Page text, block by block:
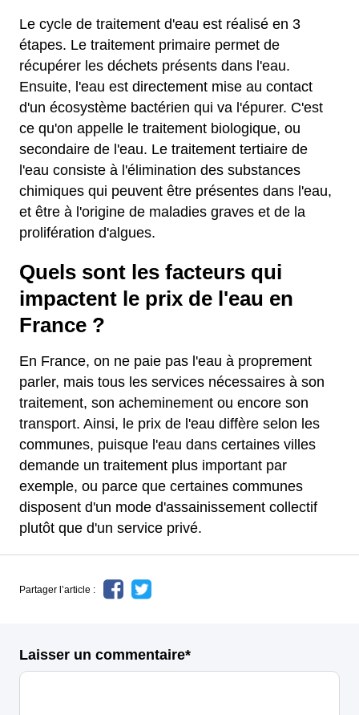
Le cycle de traitement d'eau est réalisé en 3
étapes. Le traitement primaire permet de
récupérer les déchets présents dans l'eau.
Ensuite, l'eau est directement mise au contact
d'un écosystème bactérien qui va l'épurer. C'est
ce qu'on appelle le traitement biologique, ou
secondaire de l'eau. Le traitement tertiaire de
l'eau consiste à l'élimination des substances
chimiques qui peuvent être présentes dans l'eau,
et être à l'origine de maladies graves et de la
prolifération d'algues.
Quels sont les facteurs qui
impactent le prix de l'eau en
France ?
En France, on ne paie pas l'eau à proprement
parler, mais tous les services nécessaires à son
traitement, son acheminement ou encore son
transport. Ainsi, le prix de l'eau diffère selon les
communes, puisque l'eau dans certaines villes
demande un traitement plus important par
exemple, ou parce que certaines communes
disposent d'un mode d'assainissement collectif
plutôt que d'un service privé.
Partager l’article :
Laisser un commentaire*